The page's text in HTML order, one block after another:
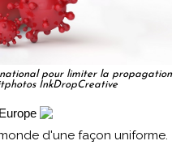
pour limiter la propagation
InkDropCreative
d'une façon uniforme.